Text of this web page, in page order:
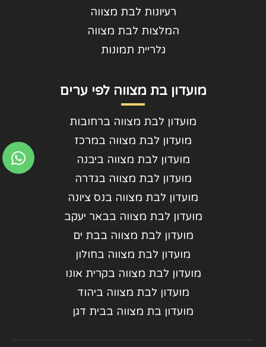
רעיונות לבת מצווה
המלצות לבת מצווה
גלריית תמונות
מועדון בת מצווה לפי ערים
מועדון לבת מצווה ברחובות
מועדון לבת מצווה במרכז
מועדון לבת מצווה ביבנה
מועדון לבת מצווה בגדרה
מועדון לבת מצווה בנס ציונה
מועדון לבת מצווה בבאר יעקב
מועדון לבת מצווה בבת ים
מועדון לבת מצווה בחולון
מועדון לבת מצווה בקרית אונו
מועדון לבת מצווה ביהוד
מועדון בת מצווה בבית דגן